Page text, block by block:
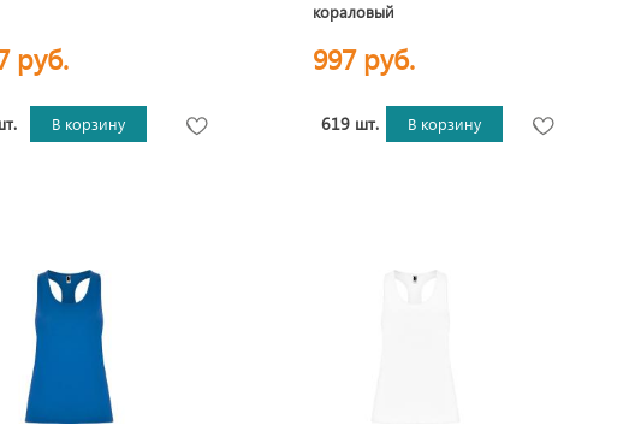
руб.
В корзину
кораловый
997 руб.
619 шт. В корзину